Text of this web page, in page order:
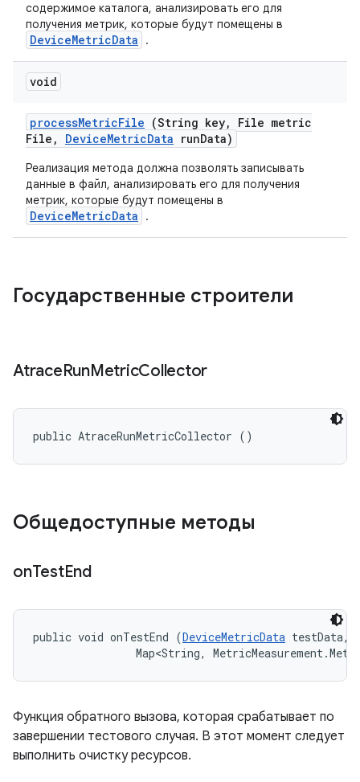
содержимое каталога, анализировать его для
получения метрик, которые будут помещены в
DeviceMetricData .
void
processMetricFile (String key,
File metric
File , DeviceMetricData runData)
Реализация метода должна позволять записывать
данные в файл, анализировать его для получения
метрик, которые будут помещены в
DeviceMetricData .
Государственные строители
AtraceRunMetricCollector
public AtraceRunMetricCollector ()
Общедоступные методы
onTestEnd
public void onTestEnd (DeviceMetricData testData,
Map<String,
Функция обратного вызова, которая срабатывает по
завершении тестового случая. В этот момент следует
выполнить очистку ресурсов.